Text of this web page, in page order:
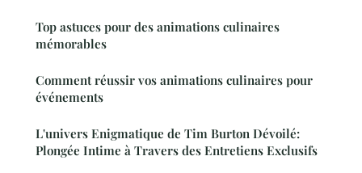
Top astuces pour des animations culinaires
mémorables
Comment réussir vos animations culinaires pour
événements
L'univers Enigmatique de Tim Burton Dévoilé:
Plongée Intime à Travers des Entretiens Exclusifs